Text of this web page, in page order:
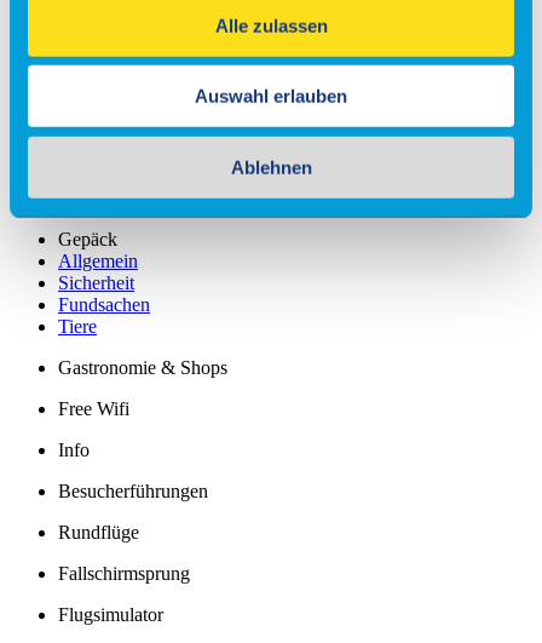
Alle zulassen
Auswahl erlauben
Ablehnen
Barrierefreies Reisen
Gepäck
Allgemein
Sicherheit
Fundsachen
Tiere
Gastronomie & Shops
Free Wifi
Info
Besucherführungen
Rundflüge
Fallschirmsprung
Flugsimulator